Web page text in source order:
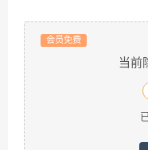
会员免费
当前